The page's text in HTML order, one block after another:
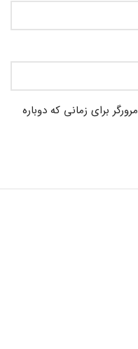
برای زمانی که دوباره